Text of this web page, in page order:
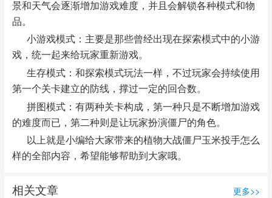
景和天气会逐渐增加游戏难度，并且会解锁各种模式和物
品。
小游戏模式：主要是那些曾经出现在探索模式中的小游
戏，统一起来给玩家重新游戏。
生存模式：和探索模式玩法一样，不过玩家会持续使用
第一个关卡建立的防线，撑过一定的回合数。
拼图模式：有两种关卡构成，第一种只是不断增加游戏
的难度而已，第二种则是让玩家扮演僵尸的角色。
以上就是小编给大家带来的植物大战僵尸玉米投手怎么
样的全部内容，希望能够帮助到大家哦。
相关文章
更多>>